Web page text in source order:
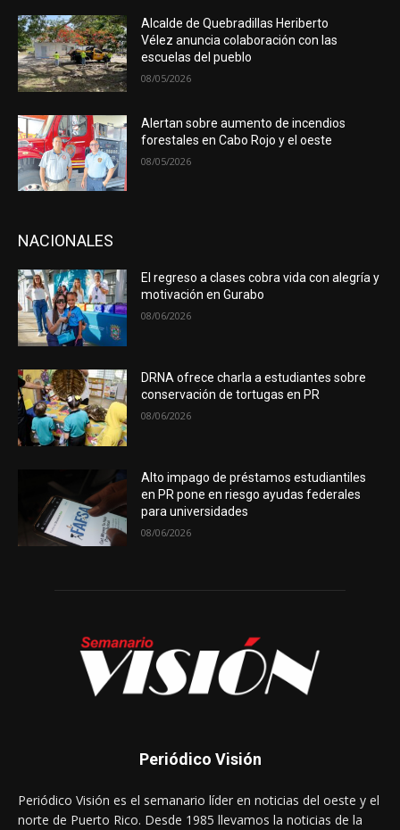
Alcalde de Quebradillas Heriberto
Vélez anuncia colaboración con las
escuelas del pueblo
08/05/2026
Alertan sobre aumento de incendios
forestales en Cabo Rojo y el oeste
08/05/2026
NACIONALES
El regreso a clases cobra vida con alegría y
motivación en Gurabo
08/06/2026
DRNA ofrece charla a estudiantes sobre
conservación de tortugas en PR
08/06/2026
Alto impago de préstamos estudiantiles
en PR pone en riesgo ayudas federales
para universidades
08/06/2026
Periódico Visión
Periódico Visión es el semanario líder en noticias del oeste y el
norte de Puerto Rico. Desde 1985 llevamos la noticias de la